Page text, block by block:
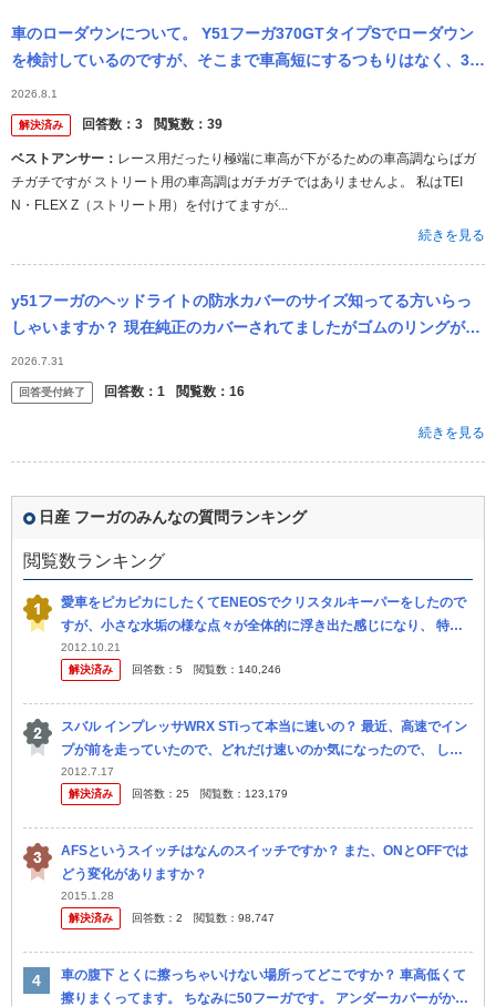
車のローダウンについて。 Y51フーガ370GTタイプSでローダウン
を検討しているのですが、そこまで車高短にするつもりはなく、3〜
4センチ程下がればいいくらいに考えています。この場合車高調では
な...
2026.8.1
解決済み 回答数： 3 閲覧数： 39
ベストアンサー： レース用だったり極端に車高が下がるための車高調ならばガ
チガチですが ストリート用の車高調はガチガチではありませんよ。 私はTEI
N・FLEX Z（ストリート用）を付けてますが...
続きを見る
y51フーガのヘッドライトの防水カバーのサイズ知ってる方いらっ
しゃいますか？ 現在純正のカバーされてましたがゴムのリングが劣
化して付けにくくなった為新しく買おうと考えてますが、型番やサ
イズが分か...
2026.7.31
回答受付終了 回答数： 1 閲覧数： 16
続きを見る
日産 フーガのみんなの質問ランキング
閲覧数ランキング
愛車をピカピカにしたくてENEOSでクリスタルキーパーをしたので
すが、小さな水垢の様な点々が全体的に浮き出た感じになり、 特に
前のボンネットはかなり目立っていました。 状態を店舗に見せる
と、やり...
2012.10.21
解決済み
回答数： 5 閲覧数： 140,246
スバル インプレッサWRX STiって本当に速いの？ 最近、高速でイン
プが前を走っていたので、どれだけ速いのか気になったので、 しつ
こく煽ってパッシングして挑発してみました。 すると相手も挑...
2012.7.17
解決済み
回答数： 25 閲覧数： 123,179
AFSというスイッチはなんのスイッチですか？ また、ONとOFFでは
どう変化がありますか？
2015.1.28
解決済み
回答数： 2 閲覧数： 98,747
車の腹下 とくに擦っちゃいけない場所ってどこですか？ 車高低くて
擦りまくってます。 ちなみに50フーガです。 アンダーカバーがかな